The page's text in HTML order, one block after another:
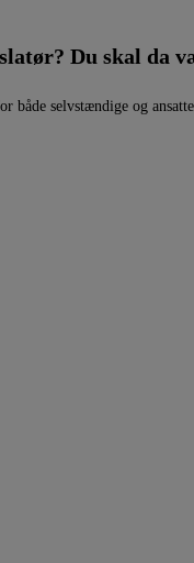
Du skal da
både selvstændige og